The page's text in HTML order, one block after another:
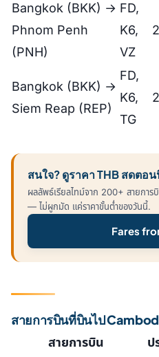
Bangkok (BKK) →
Phnom Penh
(PNH)
FD,
K6,
VZ
Bangkok (BKK) →
Siem Reap (REP)
FD,
K6,
TG
สนใจ? ดูราคา THB สดตอ
ผลลัพธ์เรียลไทม์จาก 200+ สายการ
— ไม่ผูกมัด แค่ราคาขั้นต่ำของวันนี้.
Fares
สายการบินที่บินไป
สายการบิน ป